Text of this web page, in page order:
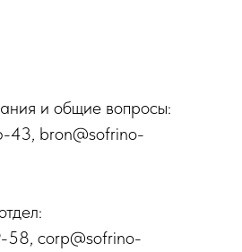
и общие вопросы:
43, bron@sofrino-
58, corp@sofrino-